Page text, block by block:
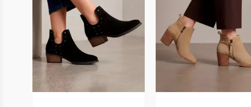
Vista Previa Vista Previa